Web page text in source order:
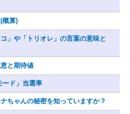
概算)
」や「トリオレ」の言葉の意味と
と期待値
ド」当選率
ちゃんの秘密を知っていますか？